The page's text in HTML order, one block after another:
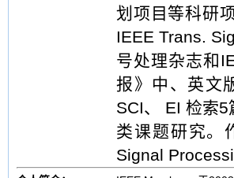
划项目等科研
IEEE Trans.
号处理杂志和
报》中、英文
SCI、 EI 检索
类课题研究。
Signal